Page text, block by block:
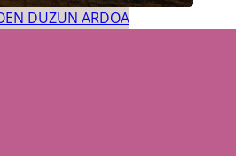
DUZUN ARDOA